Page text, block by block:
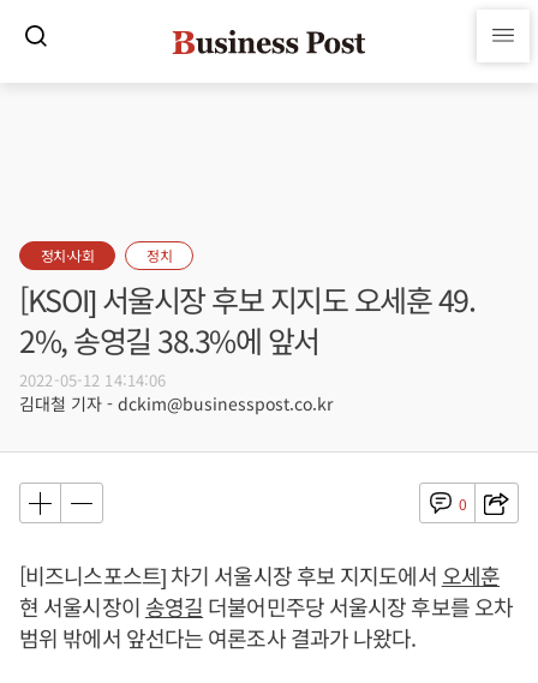
정치·사회 정치
[KSOI] 서울시장 후보 지지도 오세훈 49.
2%, 송영길 38.3%에 앞서
2022-05-12 14:14:06
김대철 기자 - dckim@businesspost.co.kr
0
[비즈니스포스트] 차기 서울시장 후보 지지도에서 오세훈
현 서울시장이 송영길 더불어민주당 서울시장 후보를 오차
범위 밖에서 앞선다는 여론조사 결과가 나왔다.